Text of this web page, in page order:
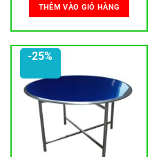
là:
800,000 ₫.
THÊM VÀO GIỎ HÀNG
-25%